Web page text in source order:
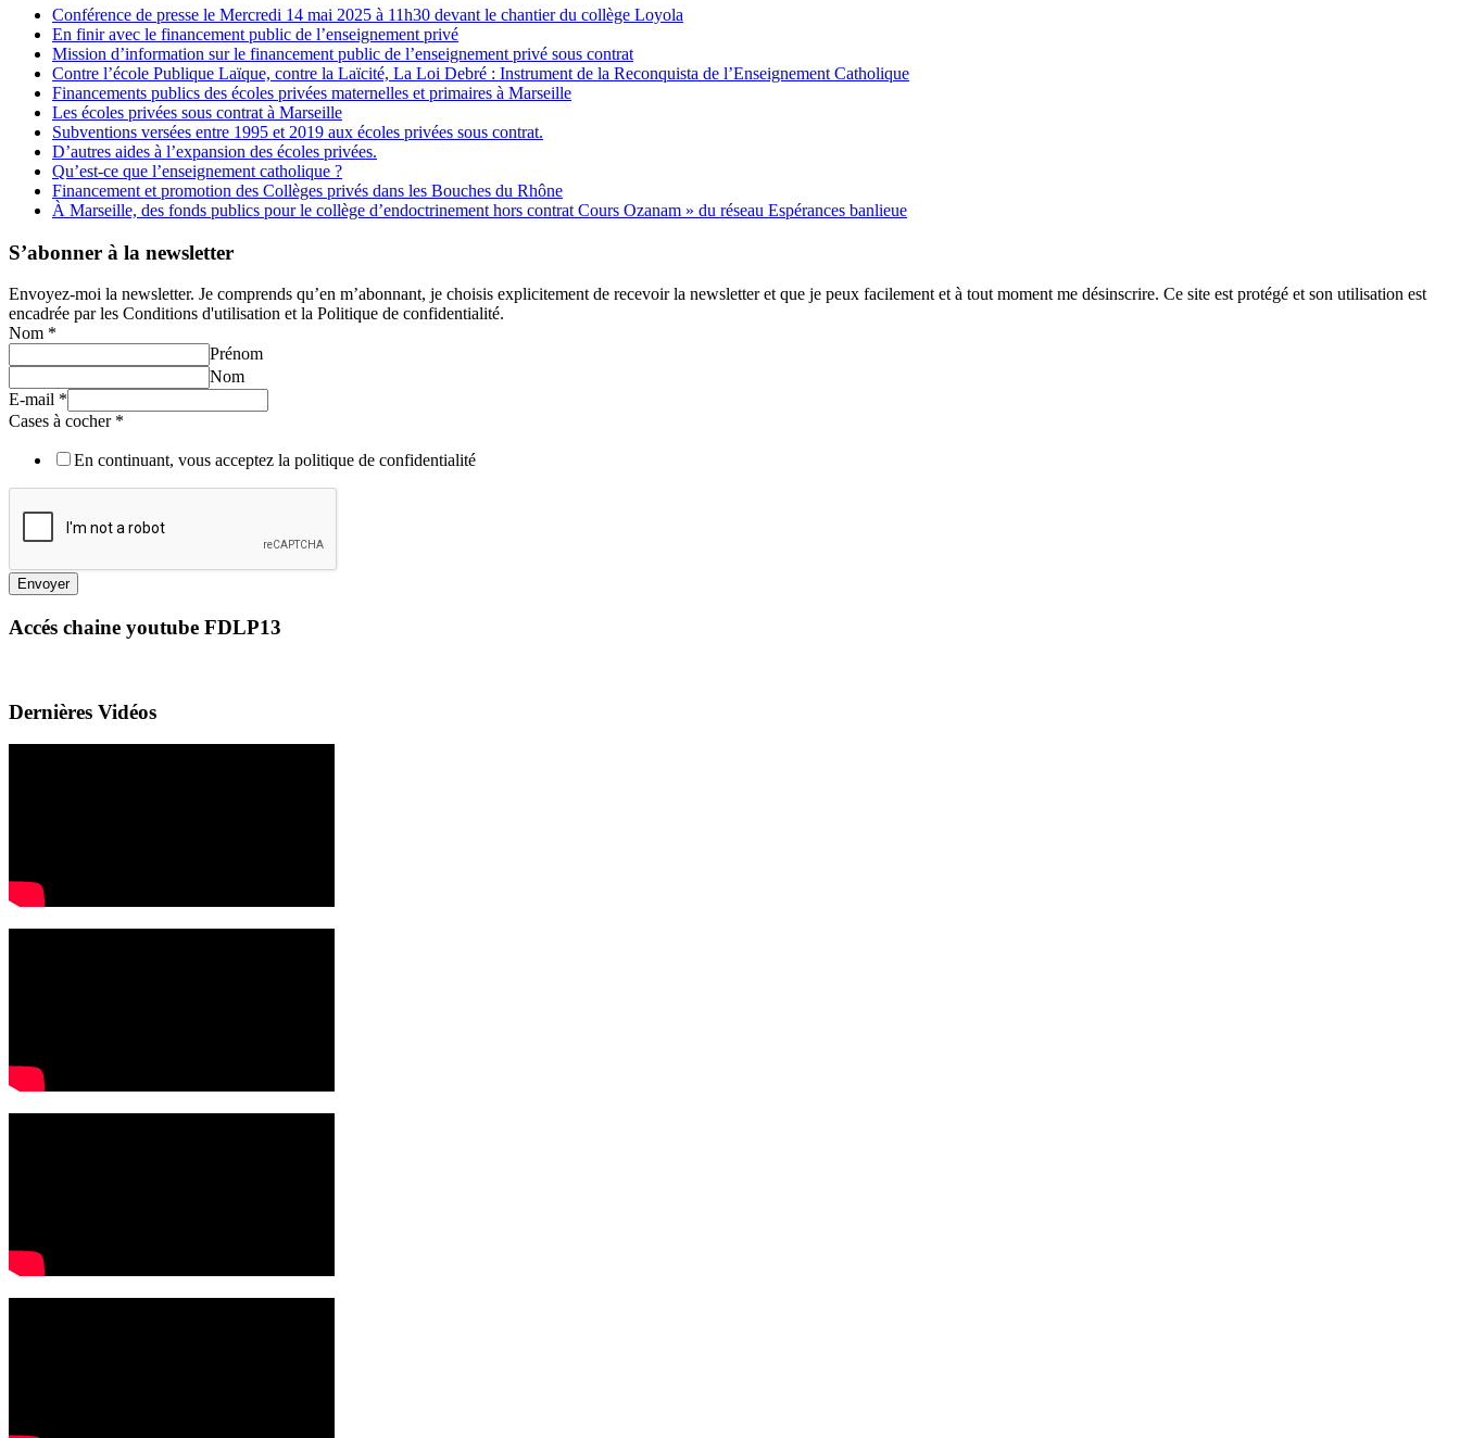
Conférence de presse le Mercredi 14 mai 2025 à 11h30 devant le chantier du collège Loyola
En finir avec le financement public de l’enseignement privé
Mission d’information sur le financement public de l’enseignement privé sous contrat
Contre l’école Publique Laïque, contre la Laïcité, La Loi Debré : Instrument de la Reconquista de l’Enseignement Catholique
Financements publics des écoles privées maternelles et primaires à Marseille
Les écoles privées sous contrat à Marseille
Subventions versées entre 1995 et 2019 aux écoles privées sous contrat.
D’autres aides à l’expansion des écoles privées.
Qu’est-ce que l’enseignement catholique ?
Financement et promotion des Collèges privés dans les Bouches du Rhône
À Marseille, des fonds publics pour le collège d’endoctrinement hors contrat Cours Ozanam » du réseau Espérances banlieue
S’abonner à la newsletter
Envoyez-moi la newsletter. Je comprends qu’en m’abonnant, je choisis explicitement de recevoir la newsletter et que je peux facilement et à tout moment me désinscrire. Ce site est protégé et son utilisation est
encadrée par les Conditions d'utilisation et la Politique de confidentialité.
Nom *
Prénom
Nom
E-mail *
Cases à cocher *
En continuant, vous acceptez la politique de confidentialité
Envoyer
Accés chaine youtube FDLP13
Dernières Vidéos